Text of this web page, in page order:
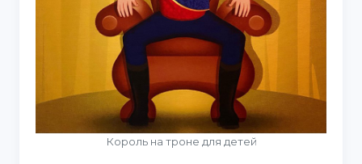
Король на троне для детей